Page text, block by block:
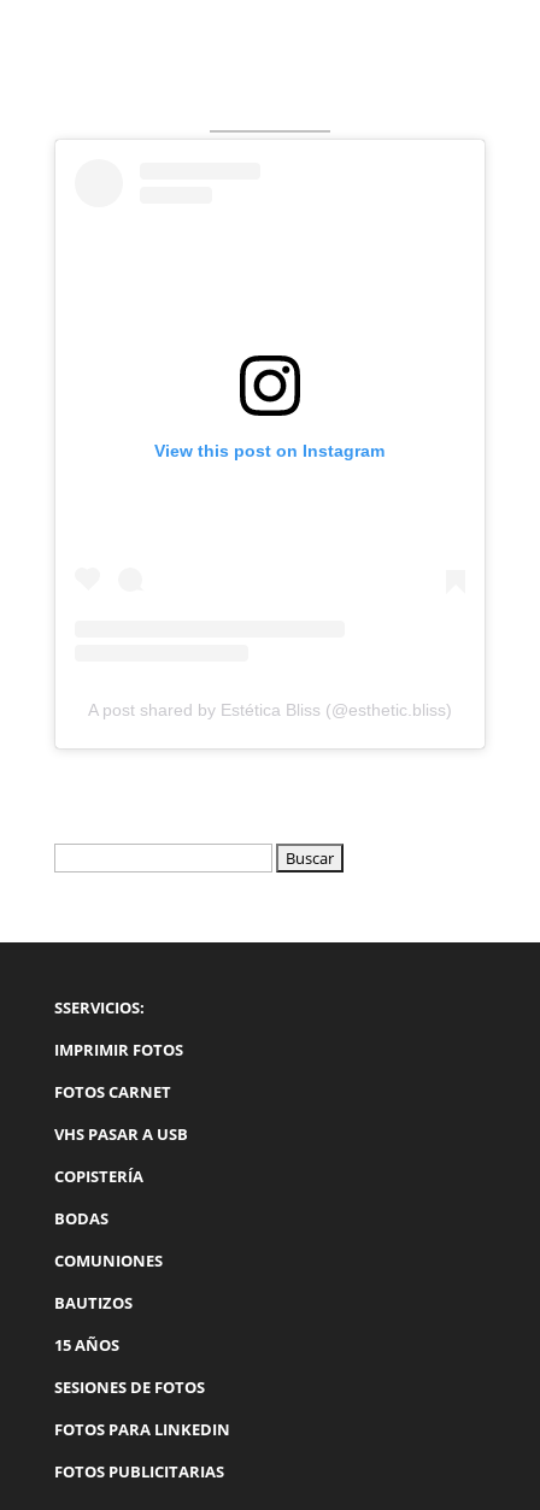
View this post on Instagram
A post shared by Estética Bliss (@esthetic.bliss)
SSERVICIOS:
IMPRIMIR FOTOS
FOTOS CARNET
VHS PASAR A USB
COPISTERÍA
BODAS
COMUNIONES
BAUTIZOS
15 AÑOS
SESIONES DE FOTOS
FOTOS PARA LINKEDIN
FOTOS PUBLICITARIAS